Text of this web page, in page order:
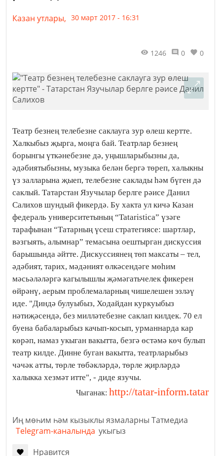
Казан утлары, 30 март 2017 - 16:31
1246 0 0
Театр безнең телебезне саклауга зур өлеш кертте.
Халкыбыз җырга, моңга бай. Театрлар безнең
борынгы үткәнебезне дә, уңышларыбызны да,
әдәбиятыбызны, музыка белән бергә төреп, халыкны
үз залларына җыеп, телебезне саклады һәм бүген дә
саклый. Татарстан Язучылар берлге рәисе Данил
Салихов шундый фикердә. Бу хакта ул кичә Казан
федераль университетының “Tataristica” үзәге
тарафынан “Татарның үсеш стратегиясе: шартлар,
вәзгыять, алымнар” темасына оештырган дискуссия
барышында әйтте. Дискуссиянең төп максаты – тел,
әдәбият, тарих, мәдәният өлкәсендәге мөһим
мәсьәләләргә кагылышлы җәмәгатьчелек фикерен
өйрәнү, аерым проблемаларның чишелешен эзләү
иде. "Диндә булуыбыз, Ходайдан куркуыбыз
нәтиҗәсендә, без милләтебезне саклап килдек. 70 ел
буена бабаларыбыз качып-косып, урманнарда кар
көрәп, намаз укыган вакытта, безгә өстәмә көч булып
театр килде. Динне буган вакытта, театрларыбыз
чәчәк атты, төрле төбәкләрдә, төрле җирләрдә
халыкка хезмәт итте", - диде язучы.
Чыганак: http://tatar-inform.tatar
Иң мөһим һәм кызыклы язмаларны Татмедиа
Telegram-каналында укыгыз
Нравится